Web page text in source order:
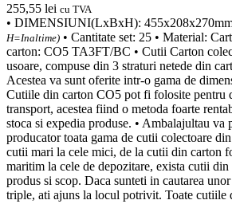
255,55 lei cu TVA
• DIMENSIUNI(LxBxH):
H=Inaltime) • Cantitate set: 25 • Material:
carton: CO5 TA3FT/BC • Cutii Carton
usoare, compuse din 3 straturi netede din
Acestea va sunt oferite intr-o gama de
Cutiile din carton CO5 pot fi folosite pentru
transport, acestea fiind o metoda foarte
stoca si expedia produse. • Ambalajultau va
producator toata gama de cutii colectoare
cutii mari la cele mici, de la cutii din carton
maritim la cele de depozitare, exista cutii
produs si scop. Daca sunteti in cautarea
triple, ati ajuns la locul potrivit. Toate cutiile